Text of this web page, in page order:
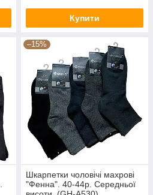
Купити
–15%
Шкарпетки чоловічі махрові
"Фенна". 40-44р. Середньої